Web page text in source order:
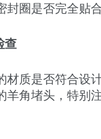
封圈是否完全贴
查
材质是否符合设
羊角堵头，特别